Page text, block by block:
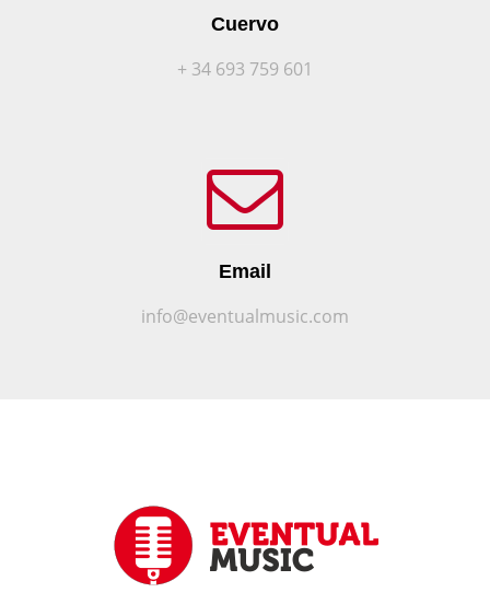
Cuervo
+ 34 693 759 601
Email
info@eventualmusic.com